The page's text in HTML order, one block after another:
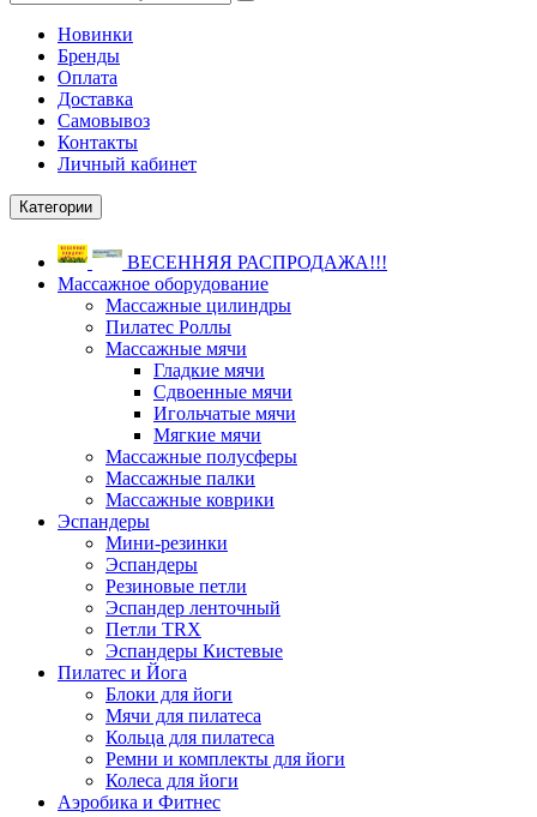
Новинки
Бренды
Оплата
Доставка
Самовывоз
Контакты
Личный кабинет
Категории
ВЕСЕННЯЯ РАСПРОДАЖА!!!
Массажное оборудование
Массажные цилиндры
Пилатес Роллы
Массажные мячи
Гладкие мячи
Сдвоенные мячи
Игольчатые мячи
Мягкие мячи
Массажные полусферы
Массажные палки
Массажные коврики
Эспандеры
Мини-резинки
Эспандеры
Резиновые петли
Эспандер ленточный
Петли TRX
Эспандеры Кистевые
Пилатес и Йога
Блоки для йоги
Мячи для пилатеса
Кольца для пилатеса
Ремни и комплекты для йоги
Колеса для йоги
Аэробика и Фитнес